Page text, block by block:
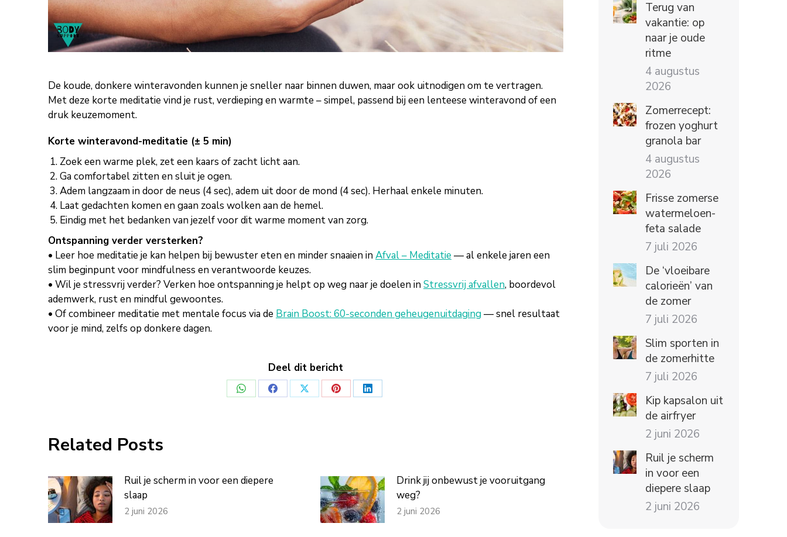
De koude, donkere winteravonden kunnen je sneller naar binnen duwen, maar ook uitnodigen om te vertragen.
Met deze korte meditatie vind je rust, verdieping en warmte – simpel, passend bij een lenteese winteravond of een
druk keuzemoment.
Korte winteravond-meditatie (± 5 min)
Zoek een warme plek, zet een kaars of zacht licht aan.
Ga comfortabel zitten en sluit je ogen.
Adem langzaam in door de neus (4 sec), adem uit door de mond (4 sec). Herhaal enkele minuten.
Laat gedachten komen en gaan zoals wolken aan de hemel.
Eindig met het bedanken van jezelf voor dit warme moment van zorg.
Ontspanning verder versterken?
• Leer hoe meditatie je kan helpen bij bewuster eten en minder snaaien inAfval – Meditatie — al enkele jaren een
slim beginpunt voor mindfulness en verantwoorde keuzes.
• Wil je stressvrij verder? Verken hoe ontspanning je helpt op weg naar je doelen inStressvrij afvallen, boordevol
ademwerk, rust en mindful gewoontes.
• Of combineer meditatie met mentale focus via de Brain Boost: 60-seconden geheugenuitdaging— snel resultaat
voor je mind, zelfs op donkere dagen.
Deel dit bericht
Deel
Deel
Deel
Deel
Deel
Related Posts
Ruil je scherm in voor een diepere
slaap
2 juni 2026
Drink jij onbewust je vooruitgang
weg?
2 juni 2026
Terug van
vakantie: op
naar je oude
ritme
4 augustus
2026
Zomerrecept:
frozen yoghurt
granola bar
4 augustus
2026
Frisse zomerse
watermeloen-
feta salade
7 juli 2026
De ‘vloeibare
calorieën’ van
de zomer
7 juli 2026
Slim sporten in
de zomerhitte
7 juli 2026
Kip kapsalon uit
de airfryer
2 juni 2026
Ruil je scherm
in voor een
diepere slaap
2 juni 2026